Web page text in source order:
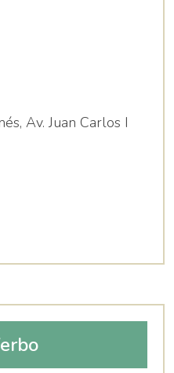
Av. Juan Carlos I